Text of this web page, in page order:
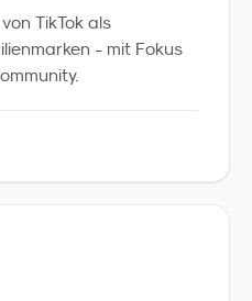
TikTok als
- mit Fokus